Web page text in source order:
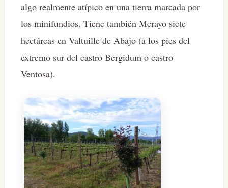
algo realmente atípico en una tierra marcada por
los minifundios. Tiene también Merayo siete
hectáreas en Valtuille de Abajo (a los pies del
extremo sur del castro Bergidum o castro
Ventosa).